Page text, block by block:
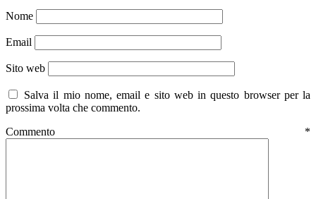
Nome
Email
Sito web
Salva il mio nome, email e sito web in questo browser per la
prossima volta che commento.
Commento *